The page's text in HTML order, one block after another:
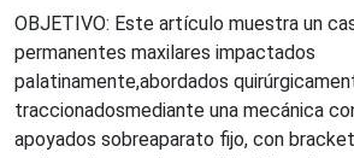
OBJETIVO: Este artículo muestra un
permanentes maxilares impactados
palatinamente,abordados
traccionadosmediante una mecánica
apoyados sobreaparato fijo, con